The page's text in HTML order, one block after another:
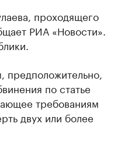
проходящего
РИА «Новости».
предположительно,
по статье
требованиям
двух или более